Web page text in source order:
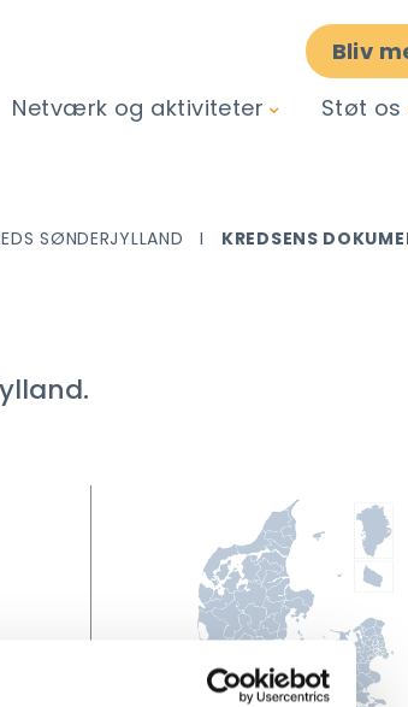
Bliv
Netværk og aktiviteter Støt os
SØNDERJYLLAND KREDSENS